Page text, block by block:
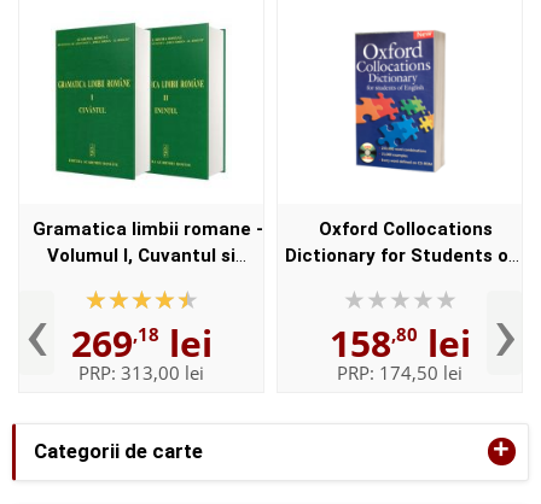
Categorii de carte +
‹
Gramatica limbii romane -
Volumul I, Cuvantul si
Elaborata sub egida
Institutului de
Lingvistica,,...
269,18 lei
PRP: 313,00 lei
Oxford Collocations
Dictionary for Students of
students of English -
Format, Paperback
158,80 lei
PRP: 174,50 lei ›